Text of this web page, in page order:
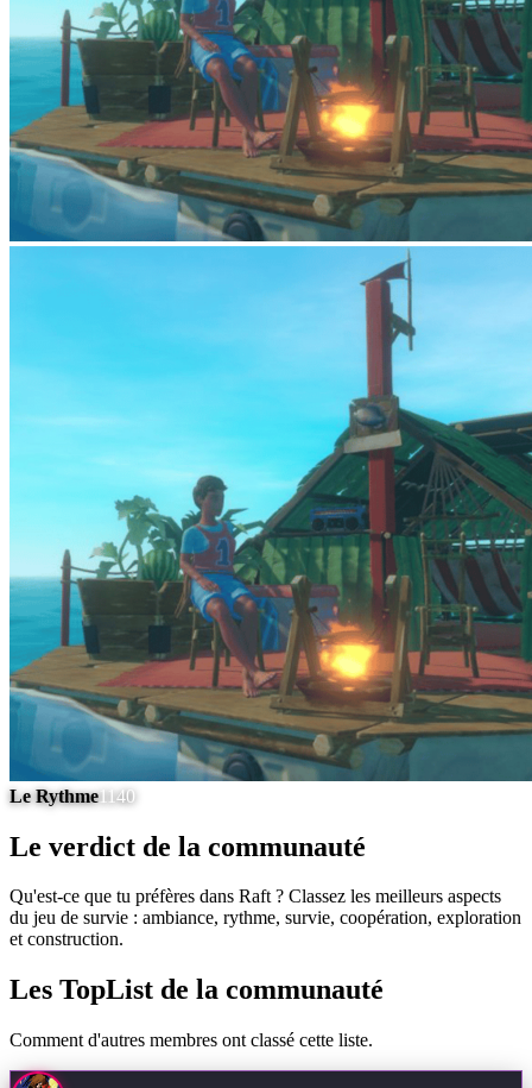
Le Rythme1140
Le verdict de la communauté
Qu'est-ce que tu préfères dans Raft ? Classez les meilleurs aspects
du jeu de survie : ambiance, rythme, survie, coopération, exploration
et construction.
Les TopList de la communauté
Comment d'autres membres ont classé cette liste.